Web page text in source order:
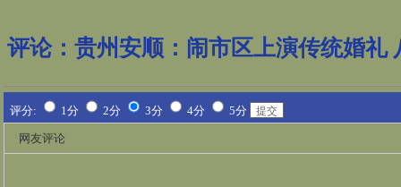
评论： 贵州安顺：闹市区上演传统婚礼
评分: 1分 2分 3分 4分 5分
网友评论